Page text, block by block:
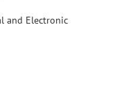
and Electronic